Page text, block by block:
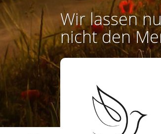
Wir lassen
nicht den